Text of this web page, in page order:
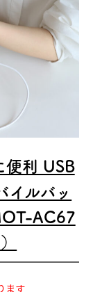
便利 USB
ルバッ
AC67
ます